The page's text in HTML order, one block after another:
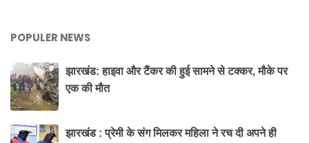
POPULER NEWS
झारखंड: हाइवा और टैंकर की हुई सामने से टक्कर, मौके पर
एक की मौत
झारखंड : प्रेमी के संग मिलकर महिला ने रच दी अपने ही